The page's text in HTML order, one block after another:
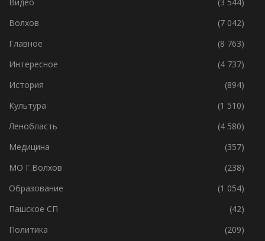
Без Рубрики
(119)
Видео
(3 544)
Волхов
(7 042)
Главное
(8 763)
Интересное
(4 737)
История
(894)
Культура
(1 510)
Ленобласть
(4 580)
Медицина
(357)
МО Г.Волхов
(238)
Образование
(1 054)
Пашское СП
(42)